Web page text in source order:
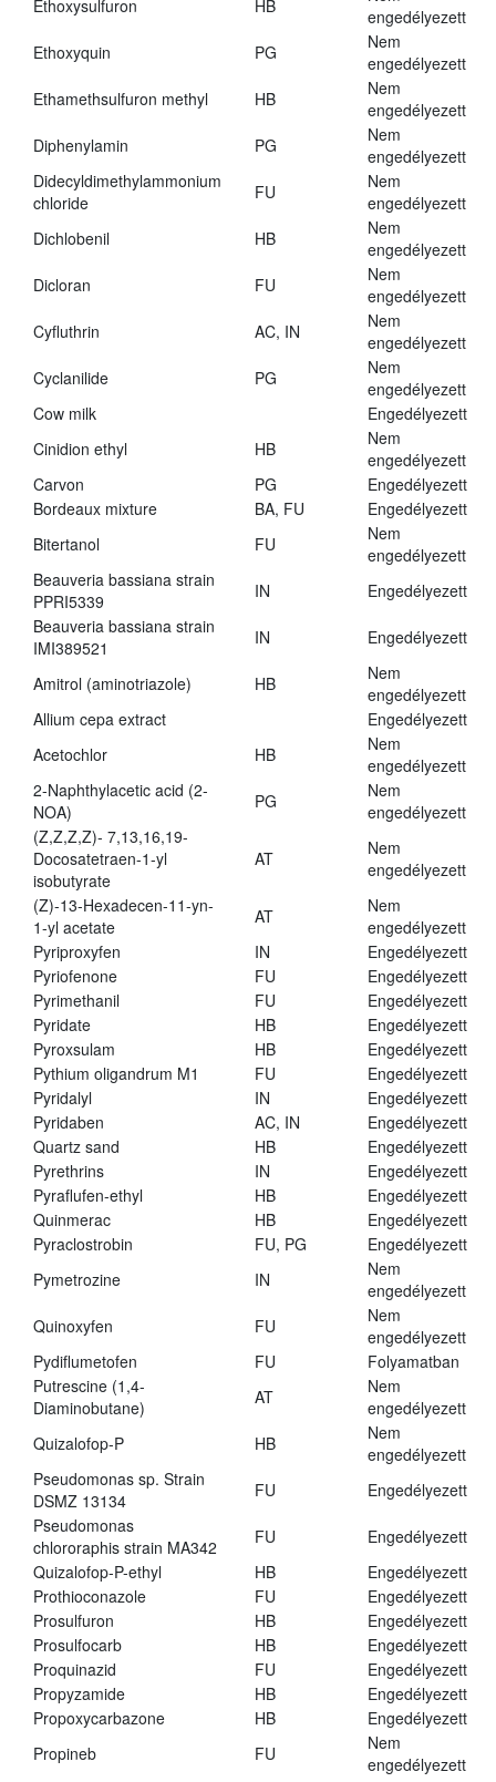
Ethoxysulfuron
HB
engedélyezett
Ethoxyquin
PG
Nem
engedélyezett
Ethamethsulfuron methyl
HB
Nem
engedélyezett
Diphenylamin
PG
Nem
engedélyezett
Didecyldimethylammonium
chloride
FU
Nem
engedélyezett
Dichlobenil
HB
Nem
engedélyezett
Dicloran
FU
Nem
engedélyezett
Cyfluthrin
AC, IN
Nem
engedélyezett
Cyclanilide
PG
Nem
engedélyezett
Cow milk
Engedélyezett
Cinidion ethyl
HB
Nem
engedélyezett
Carvon
PG
Engedélyezett
Bordeaux mixture
BA, FU
Engedélyezett
Bitertanol
FU
Nem
engedélyezett
Beauveria bassiana strain
PPRI5339
IN
Engedélyezett
Beauveria bassiana strain
IMI389521
IN Engedélyezett
Amitrol (aminotriazole) HB
Nem
engedélyezett
Allium cepa extract
Engedélyezett
Acetochlor
HB
Nem
engedélyezett
2-Naphthylacetic acid (2-
NOA)
PG
Nem
engedélyezett
(Z,Z,Z,Z)- 7,13,16,19-
Docosatetraen-1-yl
isobutyrate
AT
Nem
engedélyezett
(Z)-13-Hexadecen-11-yn-
1-yl acetate
AT
Nem
engedélyezett
Pyriproxyfen
IN
Engedélyezett
Pyriofenone
FU
Engedélyezett
Pyrimethanil
FU
Engedélyezett
Pyridate
HB
Engedélyezett
Pyroxsulam
HB
Engedélyezett
Pythium oligandrum M1
FU
Engedélyezett
Pyridalyl
IN
Engedélyezett
Pyridaben
AC, IN
Engedélyezett
Quartz sand
HB
Engedélyezett
Pyrethrins
IN
Engedélyezett
Pyraflufen-ethyl
HB
Engedélyezett
Quinmerac
HB
Engedélyezett
Pyraclostrobin
FU, PG
Engedélyezett
Pymetrozine
IN
Nem
engedélyezett
Quinoxyfen
FU
Nem
engedélyezett
Pydiflumetofen
FU
Folyamatban
Putrescine (1,4-
Diaminobutane)
AT
Nem
engedélyezett
Quizalofop-P
HB
Nem
engedélyezett
Pseudomonas sp. Strain
DSMZ 13134
FU
Engedélyezett
Pseudomonas
chlororaphis strain MA342
FU
Engedélyezett
Quizalofop-P-ethyl
HB
Engedélyezett
Prothioconazole
FU
Engedélyezett
Prosulfuron
HB
Engedélyezett
Prosulfocarb
HB
Engedélyezett
Proquinazid
FU
Engedélyezett
Propyzamide
HB
Engedélyezett
Propoxycarbazone
HB
Engedélyezett
Propineb
FU
Nem
engedélyezett